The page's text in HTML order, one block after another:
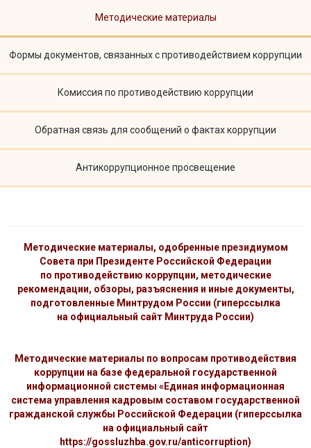
Методические материалы
Формы документов, связанных с противодействием коррупции
Комиссия по противодействию коррупции
Обратная связь для сообщений о фактах коррупции
Антикоррупционное просвещение
Методические материалы, одобренные президиумом
Совета при Президенте Российской Федерации
по противодействию коррупции, методические
рекомендации, обзоры, разъяснения и иные документы,
подготовленные Минтрудом России (гиперссылка
на официальный сайт Минтруда России)
Методические материалы по вопросам противодействия
коррупции на базе федеральной государственной
информационной системы «Единая информационная
система управления кадровым составом государственной
гражданской службы Российской Федерации (гиперссылка
на официальный сайт
https://gossluzhba.gov.ru/anticorruption)